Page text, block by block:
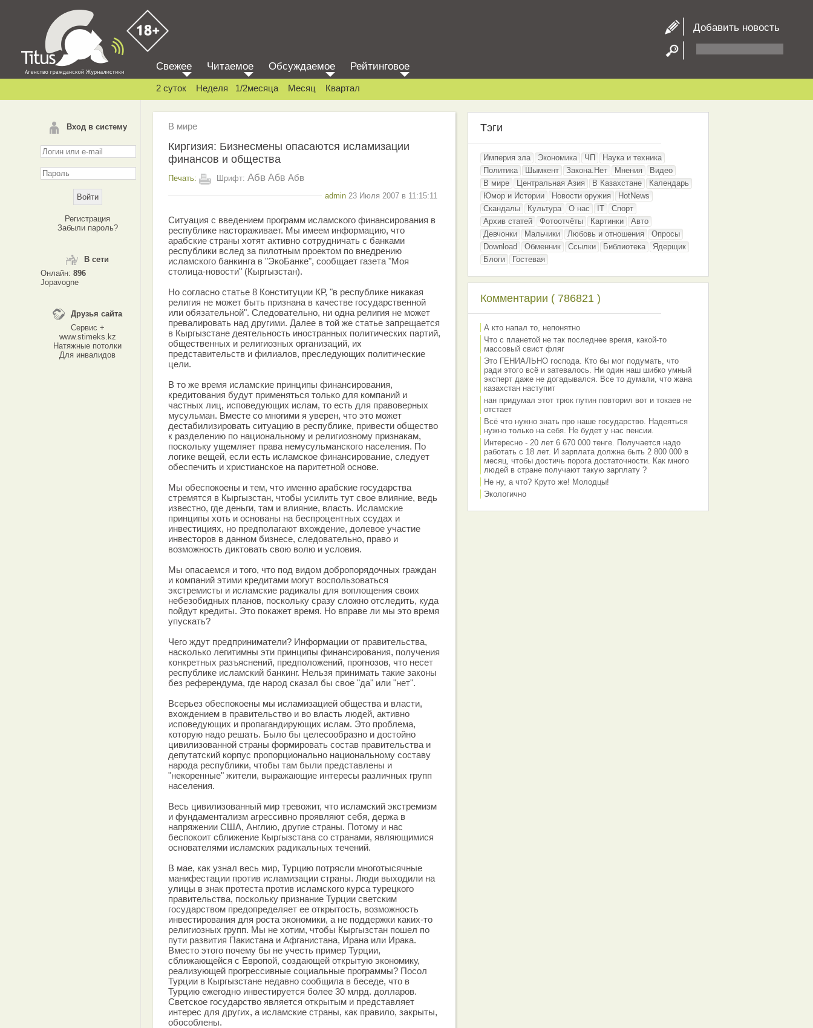
Добавить новость
Вход в систему
Регистрация
Забыли пароль?
В сети
Онлайн: 896
Jopavogne
Друзья сайта
Сервис +
www.stimeks.kz
Натяжные потолки
Для инвалидов
Свежее Читаемое Обсуждаемое Рейтинговое
2 суток Неделя 1/2месяца Месяц Квартал
В мире
Киргизия: Бизнесмены опасаются исламизации
финансов и общества
Печать: Шрифт: Абв Абв Абв
admin 23 Июля 2007 в 11:15:11
Ситуация с введением программ исламского финансирования в
республике настораживает. Мы имеем информацию, что
арабские страны хотят активно сотрудничать с банками
республики вслед за пилотным проектом по внедрению
исламского банкинга в "ЭкоБанке", сообщает газета "Моя
столица-новости" (Кыргызстан).
Но согласно статье 8 Конституции КР, "в республике никакая
религия не может быть признана в качестве государственной
или обязательной". Следовательно, ни одна религия не может
превалировать над другими. Далее в той же статье запрещается
в Кыргызстане деятельность иностранных политических партий,
общественных и религиозных организаций, их
представительств и филиалов, преследующих политические
цели.
В то же время исламские принципы финансирования,
кредитования будут применяться только для компаний и
частных лиц, исповедующих ислам, то есть для правоверных
мусульман. Вместе со многими я уверен, что это может
дестабилизировать ситуацию в республике, привести общество
к разделению по национальному и религиозному признакам,
поскольку ущемляет права немусульманского населения. По
логике вещей, если есть исламское финансирование, следует
обеспечить и христианское на паритетной основе.
Мы обеспокоены и тем, что именно арабские государства
стремятся в Кыргызстан, чтобы усилить тут свое влияние, ведь
известно, где деньги, там и влияние, власть. Исламские
принципы хоть и основаны на беспроцентных ссудах и
инвестициях, но предполагают вхождение, долевое участие
инвесторов в данном бизнесе, следовательно, право и
возможность диктовать свою волю и условия.
Мы опасаемся и того, что под видом добропорядочных граждан
и компаний этими кредитами могут воспользоваться
экстремисты и исламские радикалы для воплощения своих
небезобидных планов, поскольку сразу сложно отследить, куда
пойдут кредиты. Это покажет время. Но вправе ли мы это время
упускать?
Чего ждут предприниматели? Информации от правительства,
насколько легитимны эти принципы финансирования, получения
конкретных разъяснений, предположений, прогнозов, что несет
республике исламский банкинг. Нельзя принимать такие законы
без референдума, где народ сказал бы свое "да" или "нет".
Всерьез обеспокоены мы исламизацией общества и власти,
вхождением в правительство и во власть людей, активно
исповедующих и пропагандирующих ислам. Это проблема,
которую надо решать. Было бы целесообразно и достойно
цивилизованной страны формировать состав правительства и
депутатский корпус пропорционально национальному составу
народа республики, чтобы там были представлены и
"некоренные" жители, выражающие интересы различных групп
населения.
Весь цивилизованный мир тревожит, что исламский экстремизм
и фундаментализм агрессивно проявляют себя, держа в
напряжении США, Англию, другие страны. Потому и нас
беспокоит сближение Кыргызстана со странами, являющимися
основателями исламских радикальных течений.
В мае, как узнал весь мир, Турцию потрясли многотысячные
манифестации против исламизации страны. Люди выходили на
улицы в знак протеста против исламского курса турецкого
правительства, поскольку признание Турции светским
государством предопределяет ее открытость, возможность
инвестирования для роста экономики, а не поддержки каких-то
религиозных групп. Мы не хотим, чтобы Кыргызстан пошел по
пути развития Пакистана и Афганистана, Ирана или Ирака.
Вместо этого почему бы не учесть пример Турции,
сближающейся с Европой, создающей открытую экономику,
реализующей прогрессивные социальные программы? Посол
Турции в Кыргызстане недавно сообщила в беседе, что в
Турцию ежегодно инвестируется более 30 млрд. долларов.
Светское государство является открытым и представляет
интерес для других, а исламские страны, как правило, закрыты,
обособлены.
Тэги
Империя зла Экономика ЧП
Наука и техника
Политика
Шымкент Закона.Нет Мнения
Видео
В мире
Центральная Азия В Казахстане
Календарь
Юмор и Истории
Новости оружия
HotNews
Скандалы
Культура О нас IT
Спорт
Архив статей
Фотоотчёты Картинки
Авто
Девчонки
Мальчики Любовь и отношения
Опросы
Download
Обменник Ссылки Библиотека
Ядерщик
Блоги
Гостевая
Комментарии ( 786821 )
А кто напал то, непонятно
Что с планетой не так последнее время, какой-то
массовый свист фляг
Это ГЕНИАЛЬНО господа. Кто бы мог подумать, что
ради этого всё и затевалось. Ни один наш шибко умный
эксперт даже не догадывался. Все то думали, что жана
казахстан наступит
нан придумал этот трюк путин повторил вот и токаев не
отстает
Всё что нужно знать про наше государство. Надеяться
нужно только на себя. Не будет у нас пенсии.
Интересно - 20 лет 6 670 000 тенге. Получается надо
работать с 18 лет. И зарплата должна быть 2 800 000 в
месяц, чтобы достичь порога достаточности. Как много
людей в стране получают такую зарплату ?
Не ну, а что? Круто же! Молодцы!
Экологично